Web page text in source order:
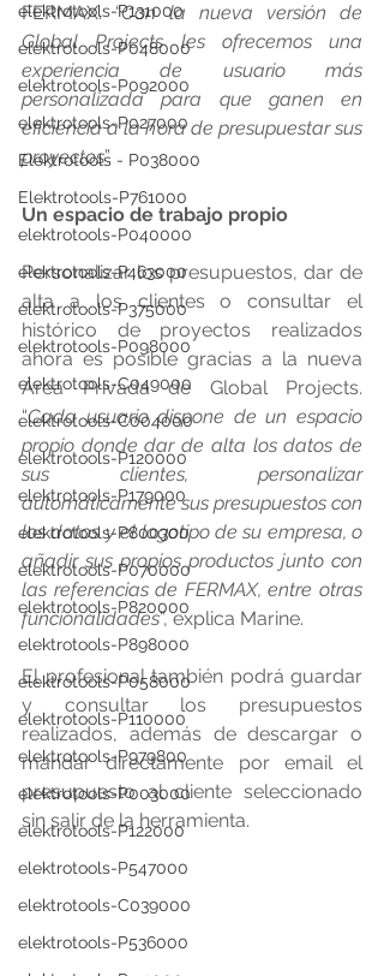
elektrotools-P131000
elektrotools-P048000
elektrotools-P092000
elektrotools-P027000
Elektrotools - P038000
Elektrotools-P761000
elektrotools-P040000
elektrotools-P463000
elektrotools-P375000
elektrotools-P098000
elektrotools-C049000
elektrotools-C004000
elektrotools-P120000
elektrotools-P179000
elektrotools-P800300
elektrotools-P070000
elektrotools-P820000
elektrotools-P898000
elektrotools-P058000
elektrotools-P110000
elektrotools-P979800
elektrotools-P003000
elektrotools-P122000
elektrotools-P547000
elektrotools-C039000
elektrotools-P536000
FERMAX. “Con la nueva versión de
Global Projects les ofrecemos una
experiencia de usuario más
personalizada para que ganen en
eficiencia a la hora de presupuestar sus
proyectos”.
Un espacio de trabajo propio
Personalizar los presupuestos, dar de
alta a los clientes o consultar el
histórico de proyectos realizados
ahora es posible gracias a la nueva
Área Privada de Global Projects.
“Cada usuario dispone de un espacio
propio donde dar de alta los datos de
sus clientes, personalizar
automáticamente sus presupuestos con
los datos y el logotipo de su empresa, o
añadir sus propios productos junto con
las referencias de FERMAX, entre otras
funcionalidades”, explica Marine.
El profesional también podrá guardar
y consultar los presupuestos
realizados, además de descargar o
mandar directamente por email el
presupuesto al cliente seleccionado
sin salir de la herramienta.